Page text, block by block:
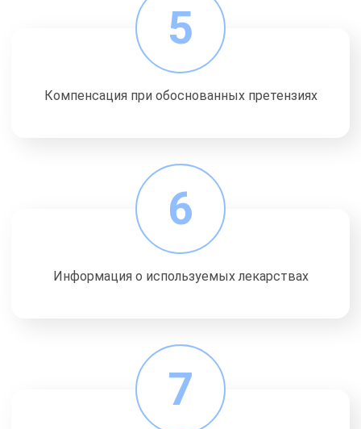
5
Компенсация при обоснованных претензиях
6
Информация о используемых лекарствах
7